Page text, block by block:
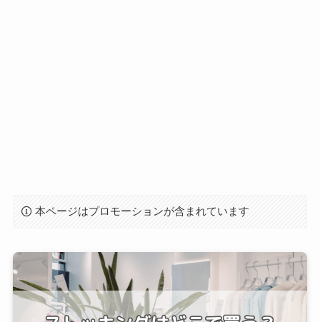
本ページはプロモーションが含まれています